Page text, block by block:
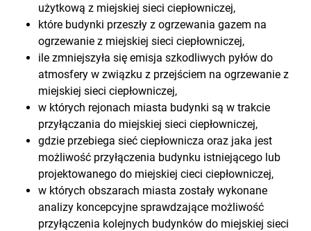
użytkową z miejskiej sieci ciepłowniczej,
które budynki przeszły z ogrzewania gazem na
ogrzewanie z miejskiej sieci ciepłowniczej,
ile zmniejszyła się emisja szkodliwych pyłów do
atmosfery w związku z przejściem na ogrzewanie z
miejskiej sieci ciepłowniczej,
w których rejonach miasta budynki są w trakcie
przyłączania do miejskiej sieci ciepłowniczej,
gdzie przebiega sieć ciepłownicza oraz jaka jest
możliwość przyłączenia budynku istniejącego lub
projektowanego do miejskiej cieci ciepłowniczej,
w których obszarach miasta zostały wykonane
analizy koncepcyjne sprawdzające możliwość
przyłączenia kolejnych budynków do miejskiej sieci